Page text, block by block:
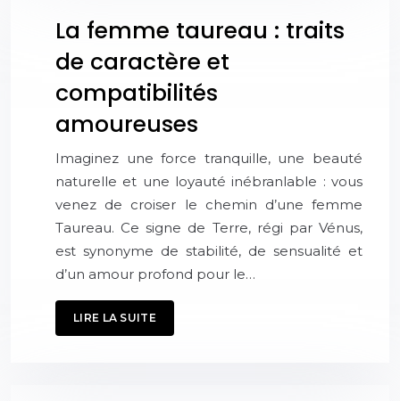
La femme taureau : traits
de caractère et
compatibilités
amoureuses
Imaginez une force tranquille, une beauté
naturelle et une loyauté inébranlable : vous
venez de croiser le chemin d’une femme
Taureau. Ce signe de Terre, régi par Vénus,
est synonyme de stabilité, de sensualité et
d’un amour profond pour le…
LIRE LA SUITE